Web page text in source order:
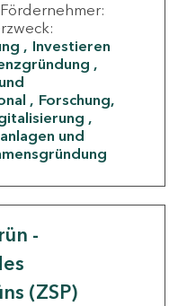
Fördernehmer:
Investieren
Forschung,
und
-
(ZSP)